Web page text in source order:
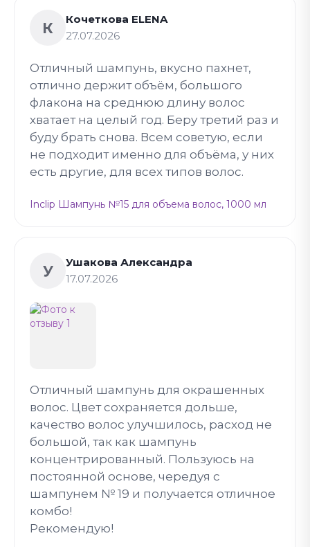
К
Кочеткова ELENA
27.07.2026
Отличный шампунь, вкусно пахнет,
отлично держит объём, большого
флакона на среднюю длину волос
хватает на целый год. Беру третий раз и
буду брать снова. Всем советую, если
не подходит именно для объёма, у них
есть другие, для всех типов волос.
Inclip Шампунь №15 для объема волос, 1000 мл
У
Ушакова Александра
17.07.2026
Отличный шампунь для окрашенных
волос. Цвет сохраняется дольше,
качество волос улучшилось, расход не
большой, так как шампунь
концентрированный. Пользуюсь на
постоянной основе, чередуя с
шампунем № 19 и получается отличное
комбо!
Рекомендую!